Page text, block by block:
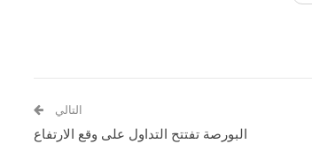
التالي
البورصة تفتتح التداول على وقع الارتفاع